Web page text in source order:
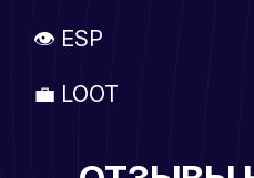
👁 ESP
💼 LOOT